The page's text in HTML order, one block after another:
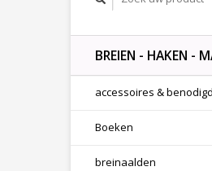
BREIEN - HAKEN -
accessoires &
Boeken
breinaalden